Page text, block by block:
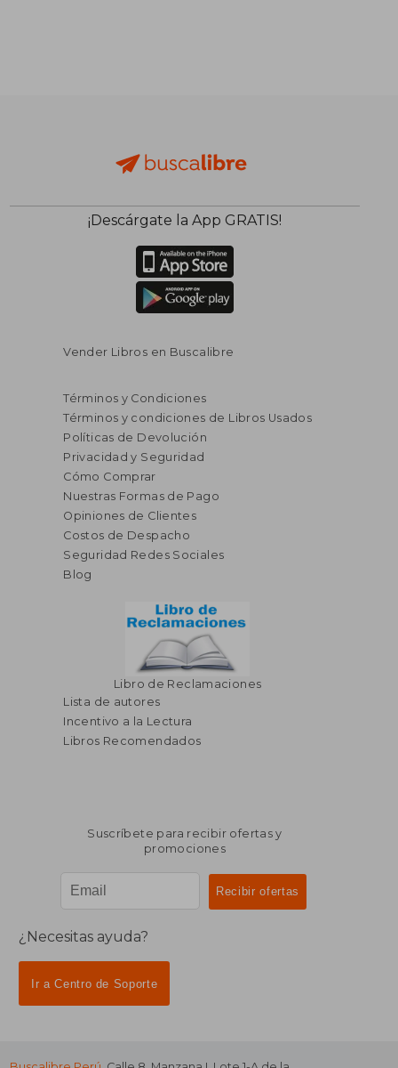
¡Descárgate la App GRATIS!
Vender Libros en Buscalibre
Términos y Condiciones
Términos y condiciones de Libros Usados
Políticas de Devolución
Privacidad y Seguridad
Cómo Comprar
Nuestras Formas de Pago
Opiniones de Clientes
Costos de Despacho
Seguridad Redes Sociales
Blog
Libro de Reclamaciones
Lista de autores
Incentivo a la Lectura
Libros Recomendados
Suscríbete para recibir ofertas y
promociones
¿Necesitas ayuda?
Ir a Centro de Soporte